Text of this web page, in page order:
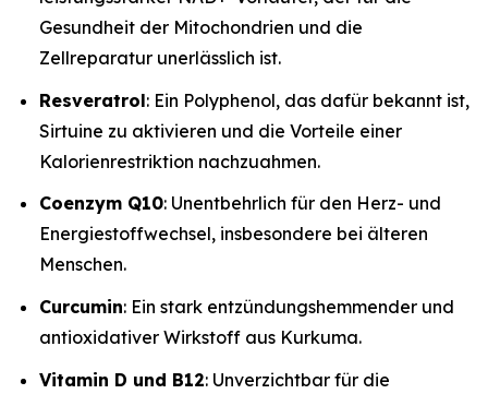
Gesundheit der Mitochondrien und die
Zellreparatur unerlässlich ist.
Resveratrol: Ein Polyphenol, das dafür bekannt ist,
Sirtuine zu aktivieren und die Vorteile einer
Kalorienrestriktion nachzuahmen.
Coenzym Q10: Unentbehrlich für den Herz- und
Energiestoffwechsel, insbesondere bei älteren
Menschen.
Curcumin: Ein stark entzündungshemmender und
antioxidativer Wirkstoff aus Kurkuma.
Vitamin D und B12: Unverzichtbar für die